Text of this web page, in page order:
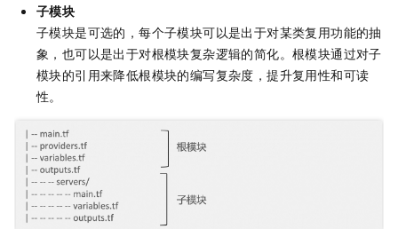
子模块
子模块是可选的，每个子模块可以是出于对某类复用功能的抽
象，也可以是出于对根模块复杂逻辑的简化。根模块通过对子
模块的引用来降低根模块的编写复杂度，提升复用性和可读
性。